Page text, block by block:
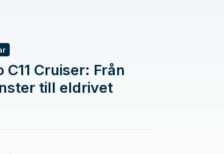
C11 Cruiser: Från
till eldrivet